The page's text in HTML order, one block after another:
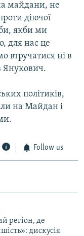
майдани, не
діючої
якби ми
для нас це
втручатися ні в
Янукович.
політиків,
на Майдан і
Follow us
регіон, де
дискусія